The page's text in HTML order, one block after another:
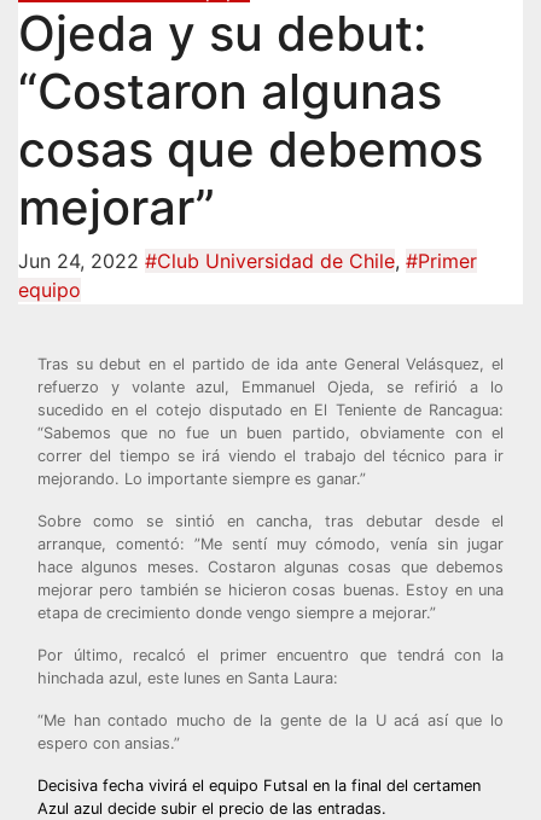
Ojeda y su debut:
“Costaron algunas
cosas que debemos
mejorar”
Jun 24, 2022 #Club Universidad de Chile, #Primer
equipo
Tras su debut en el partido de ida ante General Velásquez, el
refuerzo y volante azul, Emmanuel Ojeda, se refirió a lo
sucedido en el cotejo disputado en El Teniente de Rancagua:
“Sabemos que no fue un buen partido, obviamente con el
correr del tiempo se irá viendo el trabajo del técnico para ir
mejorando. Lo importante siempre es ganar.”
Sobre como se sintió en cancha, tras debutar desde el
arranque, comentó: ”Me sentí muy cómodo, venía sin jugar
hace algunos meses. Costaron algunas cosas que debemos
mejorar pero también se hicieron cosas buenas. Estoy en una
etapa de crecimiento donde vengo siempre a mejorar.”
Por último, recalcó el primer encuentro que tendrá con la
hinchada azul, este lunes en Santa Laura:
“Me han contado mucho de la gente de la U acá así que lo
espero con ansias.”
Navegación
Decisiva fecha vivirá el equipo Futsal en la final del certamen
Azul azul decide subir el precio de las entradas.